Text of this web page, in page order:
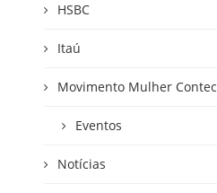
HSBC
Itaú
Movimento Mulher Contec
Eventos
Notícias